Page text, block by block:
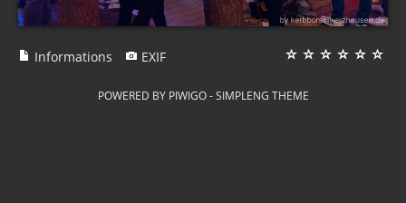
Informations EXIF
POWERED BY PIWIGO-SIMPLENG THEME